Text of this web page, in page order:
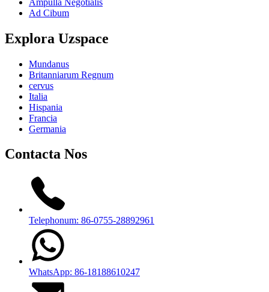
Ad Cibum
Explora Uzspace
Mundanus
Britanniarum Regnum
cervus
Italia
Hispania
Francia
Germania
Contacta Nos
Telephonum: 86-0755-28892961
WhatsApp: 86-18188610247